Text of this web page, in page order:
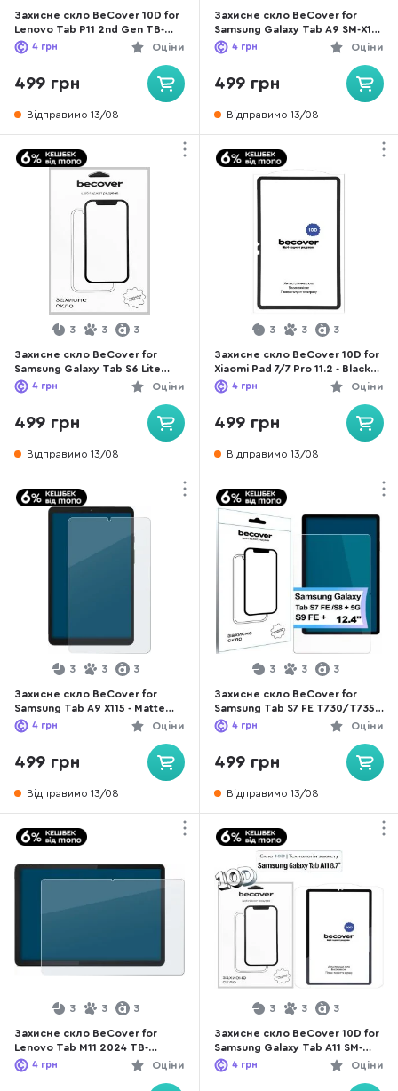
Захисне скло BeCover 10D for
Lenovo Tab P11 2nd Gen TB-
350FU/TB-350XU Black (710579)
Оціни
4 грн
499 грн
Відправимо 13/08
Захисне скло BeCover for
Samsung Galaxy Tab A9 SM-X115
- 10D Black (710585)
Оціни
4 грн
499 грн
Відправимо 13/08
3 3 3
Захисне скло BeCover for
Samsung Galaxy Tab S6 Lite
P610/P613/P615/P619 - 10D
Black (710582)
Оціни
4 грн
499 грн
Відправимо 13/08
3 3 3
Захисне скло BeCover 10D for
Xiaomi Pad 7/7 Pro 11.2 - Black
(713008)
Оціни
4 грн
499 грн
Відправимо 13/08
3 3 3
Захисне скло BeCover for
Samsung Tab A9 X115 - Matte
Anti-Glare (713439)
Оціни
4 грн
499 грн
Відправимо 13/08
3 3 3
Захисне скло BeCover for
Samsung Tab S7 FE T730/T735
/ S8 Plus X800/X806 / S9 FE
Plus X610/X616B - Matte Anti-
Оціни
4 грн
499 грн
Відправимо 13/08
3 3 3
Захисне скло BeCover for
Lenovo Tab M11 2024 TB-
TB330FU/Xiaoxin Pad 11 2024 -
Matte Anti-Glare (713437)
Оціни
4 грн
3 3 3
Захисне скло BeCover 10D for
Samsung Galaxy Tab A11 SM-
X133/X135 8.7 Black (713934)Оціни
4 грн